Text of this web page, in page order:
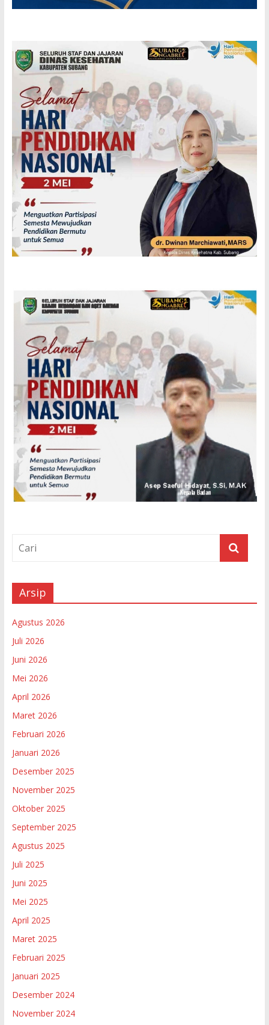
Arsip
Agustus 2026
Juli 2026
Juni 2026
Mei 2026
April 2026
Maret 2026
Februari 2026
Januari 2026
Desember 2025
November 2025
Oktober 2025
September 2025
Agustus 2025
Juli 2025
Juni 2025
Mei 2025
April 2025
Maret 2025
Februari 2025
Januari 2025
Desember 2024
November 2024